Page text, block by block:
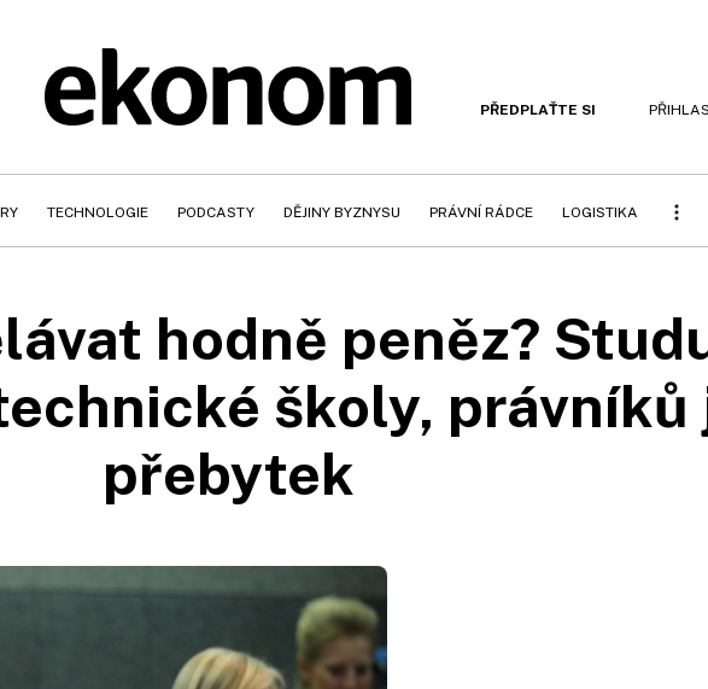
PŘEDPLAŤTE SI
TECHNOLOGIE PODCASTY DĚJINY BYZNYSU PRÁVNÍ RÁDCE LOGISTIKA
hodně peněz?
školy, právníků
přebytek